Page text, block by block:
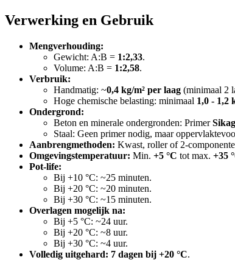
Verwerking en Gebruik
Mengverhouding:
Gewicht: A:B = 1:2,33.
Volume: A:B = 1:2,58.
Verbruik:
Handmatig: ~0,4 kg/m² per laag (minimaal 2
Hoge chemische belasting: minimaal 1,0 - 1,2
Ondergrond:
Beton en minerale ondergronden: Primer
Staal: Geen primer nodig, maar
Aanbrengmethoden: Kwast, roller of 2-
Omgevingstemperatuur: Min. +5 °C tot max. +35
Pot-life:
Bij +10 °C: ~25 minuten.
Bij +20 °C: ~20 minuten.
Bij +30 °C: ~15 minuten.
Overlagen mogelijk na:
Bij +5 °C: ~24 uur.
Bij +20 °C: ~8 uur.
Bij +30 °C: ~4 uur.
Volledig uitgehard: 7 dagen bij +20 °C.